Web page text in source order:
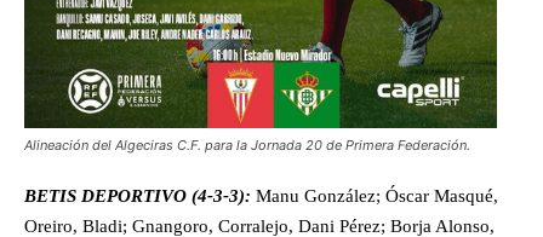
Alineación del Algeciras C.F. para la Jornada 20 de Primera Federación.
BETIS DEPORTIVO (4-3-3): Manu González; Óscar Masqué,
Oreiro, Bladi; Gnangoro, Corralejo, Dani Pérez; Borja Alonso,